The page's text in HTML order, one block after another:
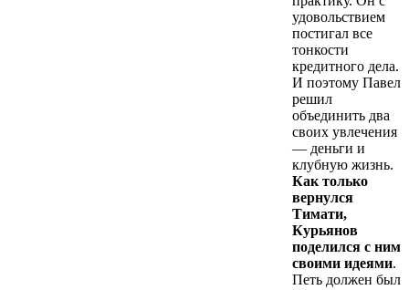
удовольствием
постигал все
тонкости
кредитного дела.
И поэтому Павел
решил
объединить два
своих увлечения
— деньги и
клубную жизнь.
Как только
вернулся
Тимати,
Курьянов
поделился с ним
своими идеями.
Петь должен был